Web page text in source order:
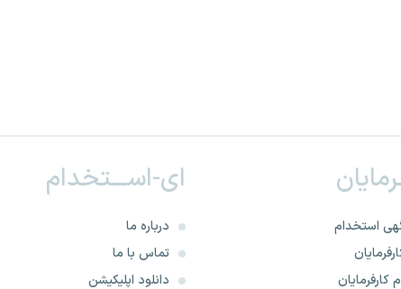
استخدام
کارفرمایان
ای-اســـتخدام
درباره ما
تماس با ما
دانلود اپلیکیشن